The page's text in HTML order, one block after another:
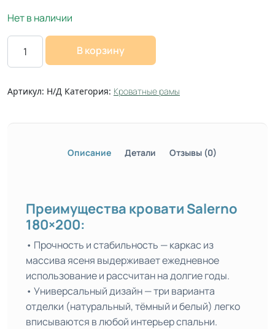
Нет в наличии
В корзину
Артикул: Н/Д Категория: Кроватные рамы
Описание Детали Отзывы (0)
Преимущества кровати Salerno
180×200:
• Прочность и стабильность — каркас из
массива ясеня выдерживает ежедневное
использование и рассчитан на долгие годы.
• Универсальный дизайн — три варианта
отделки (натуральный, тёмный и белый) легко
вписываются в любой интерьер спальни.